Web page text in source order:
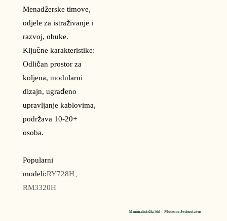
Menadžerske timove,
odjele za istraživanje i
razvoj, obuke.
Ključne karakteristike:
Odličan prostor za
koljena, modularni
dizajn, ugrađeno
upravljanje kablovima,
podržava 10-20+
osoba.
Popularni
modeli:RY728H、
RM3320H
Minimalistički Stil – Moderni Jednostavni